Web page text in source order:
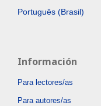
Português (Brasil)
Información
Para lectores/as
Para autores/as